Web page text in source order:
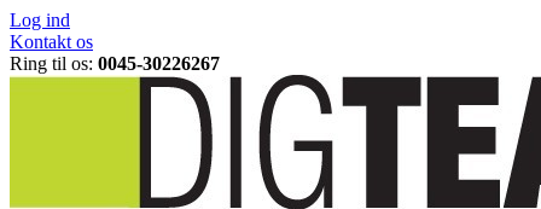
Log ind
Kontakt os
Ring til os: 0045-30226267